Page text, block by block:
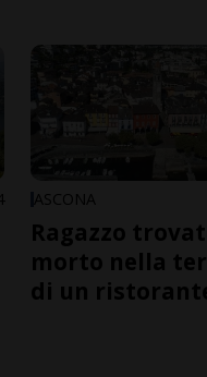
ASCONA
Ragazzo
morto nella
di un